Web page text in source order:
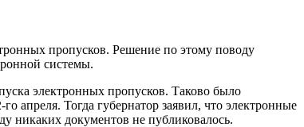
пропусков. Решение по этому поводу
системы.
электронных пропусков. Таково было
апреля. Тогда губернатор заявил, что электронные
никаких документов не публиковалось.